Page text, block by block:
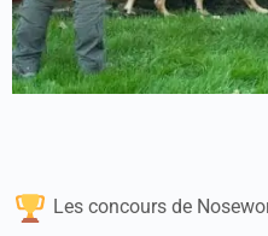
Les concours de